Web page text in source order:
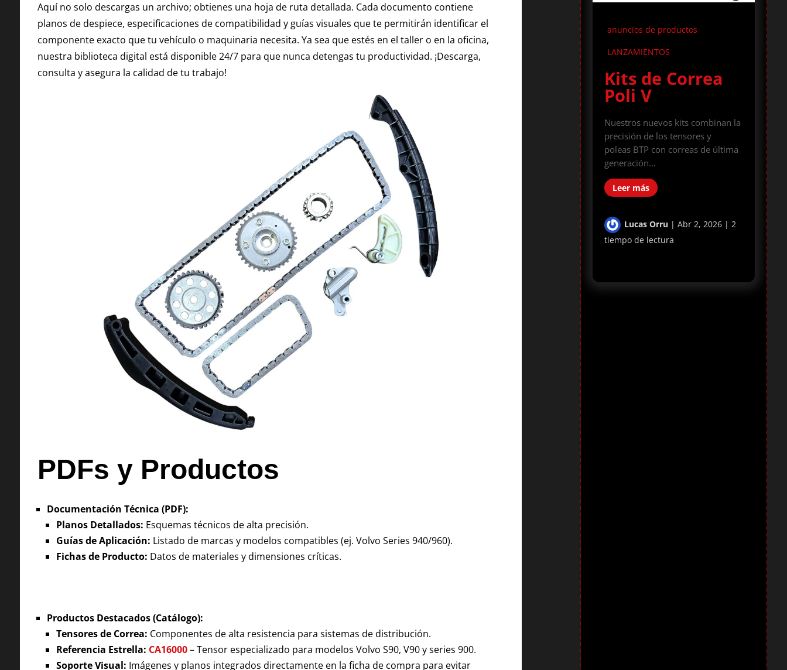
Aquí no solo descargas un archivo; obtienes una hoja de ruta detallada. Cada documento contiene
planos de despiece, especificaciones de compatibilidad y guías visuales que te permitirán identificar el
componente exacto que tu vehículo o maquinaria necesita. Ya sea que estés en el taller o en la oficina,
nuestra biblioteca digital está disponible 24/7 para que nunca detengas tu productividad. ¡Descarga,
consulta y asegura la calidad de tu trabajo!
PDFs y Productos
Documentación Técnica (PDF):
Planos Detallados: Esquemas técnicos de alta precisión.
Guías de Aplicación: Listado de marcas y modelos compatibles (ej. Volvo Series 940/960).
Fichas de Producto: Datos de materiales y dimensiones críticas.
Productos Destacados (Catálogo):
Tensores de Correa: Componentes de alta resistencia para sistemas de distribución.
Referencia Estrella: CA16000– Tensor especializado para modelos Volvo S90, V90 y series 900.
Soporte Visual: Imágenes y planos integrados directamente en la ficha de compra para evitar
anuncios de productos
LANZAMIENTOS
Kits de Correa
Poli V
Nuestros nuevos kits combinan la
precisión de los tensores y
poleas BTP con correas de última
generación…
Leer más
Lucas Orru |Abr 2, 2026 |2
tiempo de lectura